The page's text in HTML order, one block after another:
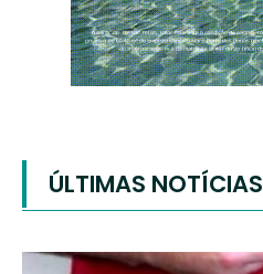
ÚLTIMAS NOTÍCIAS